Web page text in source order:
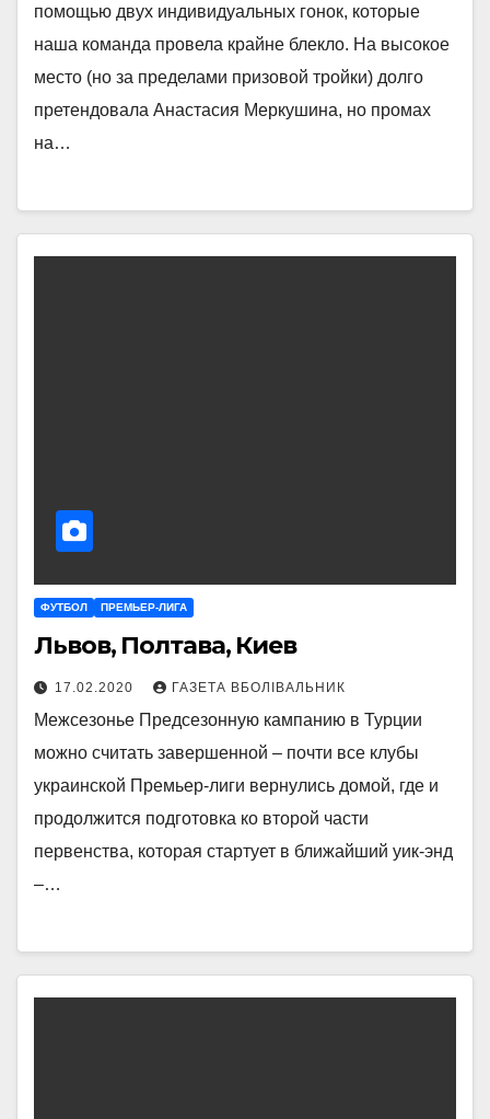
помощью двух индивидуальных гонок, которые
наша команда провела крайне блекло. На высокое
место (но за пределами призовой тройки) долго
претендовала Анастасия Меркушина, но промах
на…
ФУТБОЛ ПРЕМЬЕР-ЛИГА
Львов, Полтава, Киев
17.02.2020 ГАЗЕТА ВБОЛІВАЛЬНИК
Межсезонье Предсезонную кампанию в Турции
можно считать завершенной – почти все клубы
украинской Премьер-лиги вернулись домой, где и
продолжится подготовка ко второй части
первенства, которая стартует в ближайший уик-энд
–…